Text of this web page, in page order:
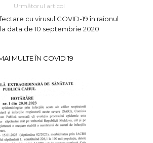
Următorul articol
cu virusul COVID-19 în raionul
data de 10 septembrie 2020
MULTE ÎN COVID 19